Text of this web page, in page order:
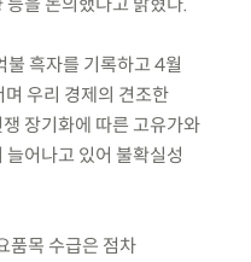
흑자를 기록하고 4월
우리 경제의 견조한
장기화에 따른 고유가와
어나고 있어 불확실성
품목 수급은 점차